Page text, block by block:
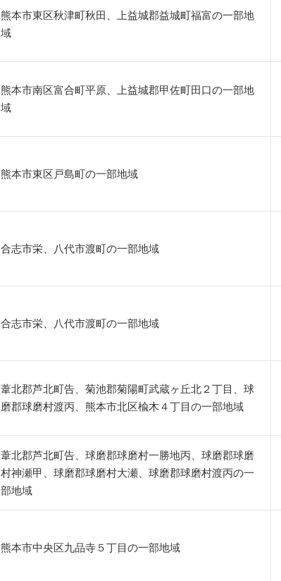
熊本市東区秋津町秋田、上益城郡益城町福富の一部地
域
熊本市南区富合町平原、上益城郡甲佐町田口の一部地
域
熊本市東区戸島町の一部地域
合志市栄、八代市渡町の一部地域
合志市栄、八代市渡町の一部地域
葦北郡芦北町告、菊池郡菊陽町武蔵ヶ丘北２丁目、球
磨郡球磨村渡丙、熊本市北区楡木４丁目の一部地域
葦北郡芦北町告、球磨郡球磨村一勝地丙、球磨郡球磨
村神瀬甲、球磨郡球磨村大瀬、球磨郡球磨村渡丙の一
部地域
熊本市中央区九品寺５丁目の一部地域